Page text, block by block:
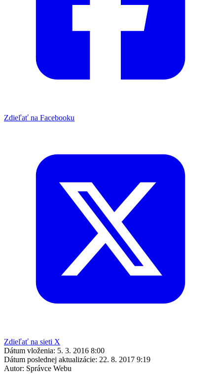
Zdieľať na Facebooku
Zdieľať na sieti X
Dátum vloženia: 5. 3. 2016 8:00
Dátum poslednej aktualizácie: 22. 8. 2017 9:19
Autor: Správce Webu